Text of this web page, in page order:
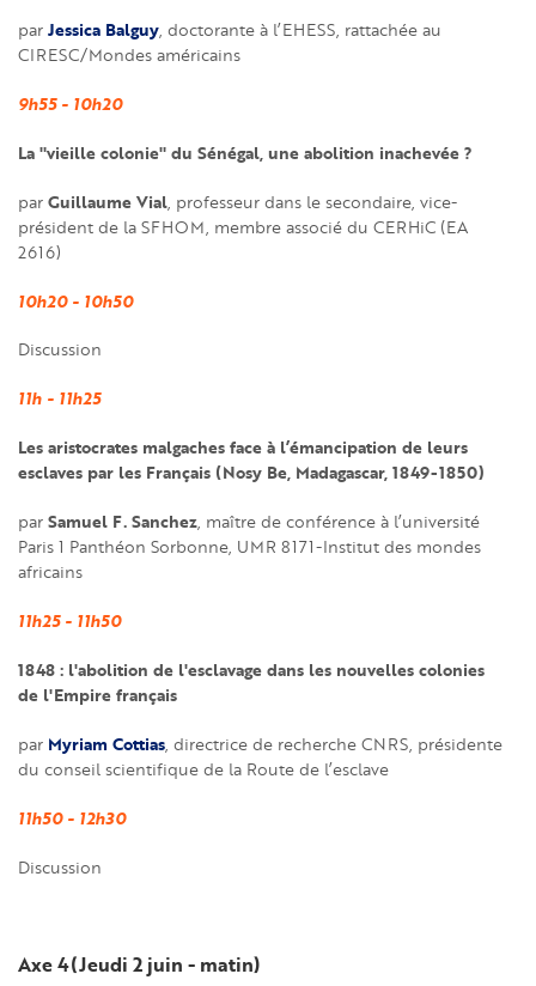
par Jessica Balguy, doctorante à l’EHESS, rattachée au
CIRESC/Mondes américains
9h55 - 10h20
La "vieille colonie" du Sénégal, une abolition inachevée ?
par Guillaume Vial , professeur dans le secondaire, vice-
président de la SFHOM, membre associé du CERHiC (EA
2616)
10h20 - 10h50
Discussion
11h - 11h25
Les aristocrates malgaches face à l’émancipation de leurs
esclaves par les Français (Nosy Be, Madagascar, 1849-1850)
par Samuel F. Sanchez, maître de conférence à l’université
Paris 1 Panthéon Sorbonne, UMR 8171-Institut des mondes
africains
11h25 - 11h50
1848 : l'abolition de l'esclavage dans les nouvelles colonies
de l'Empire français
par Myriam Cottias, directrice de recherche CNRS, présidente
du conseil scientifique de la Route de l’esclave
11h50 - 12h30
Discussion
Axe 4(Jeudi 2 juin - matin)